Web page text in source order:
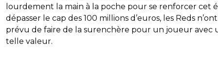
lourdement la main à la poche pour se renforcer cet
dépasser le cap des 100 millions d’euros, les Reds
prévu de faire de la surenchère pour un joueur avec
telle valeur.